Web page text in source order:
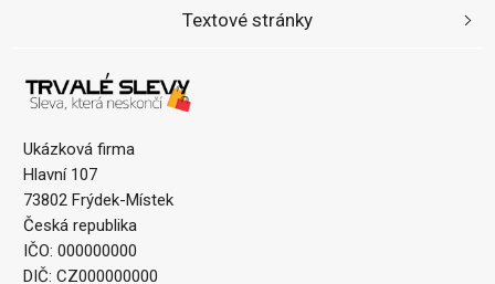
Ukázková firma
Hlavní 107
73802 Frýdek-Místek
Česká republika
IČO: 000000000
DIČ: CZ000000000
Textové stránky